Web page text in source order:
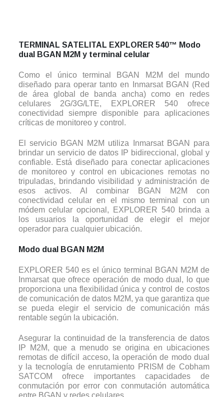
TERMINAL SATELITAL EXPLORER 540™ Modo
dual BGAN M2M y terminal celular
Como el único terminal BGAN M2M del mundo
diseñado para operar tanto en Inmarsat BGAN (Red
de área global de banda ancha) como en redes
celulares 2G/3G/LTE, EXPLORER 540 ofrece
conectividad siempre disponible para aplicaciones
críticas de monitoreo y control.
El servicio BGAN M2M utiliza Inmarsat BGAN para
brindar un servicio de datos IP bidireccional, global y
confiable. Está diseñado para conectar aplicaciones
de monitoreo y control en ubicaciones remotas no
tripuladas, brindando visibilidad y administración de
esos activos. Al combinar BGAN M2M con
conectividad celular en el mismo terminal con un
módem celular opcional, EXPLORER 540 brinda a
los usuarios la oportunidad de elegir el mejor
operador para cualquier ubicación.
Modo dual BGAN M2M
EXPLORER 540 es el único terminal BGAN M2M de
Inmarsat que ofrece operación de modo dual, lo que
proporciona una flexibilidad única y control de costos
de comunicación de datos M2M, ya que garantiza que
se pueda elegir el servicio de comunicación más
rentable según la ubicación.
Asegurar la continuidad de la transferencia de datos
IP M2M, que a menudo se origina en ubicaciones
remotas de difícil acceso, la operación de modo dual
y la tecnología de enrutamiento PRISM de Cobham
SATCOM ofrece importantes capacidades de
conmutación por error con conmutación automática
entre BGAN y redes celulares.